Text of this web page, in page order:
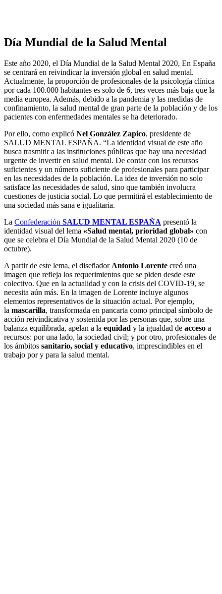
Día Mundial de la Salud Mental
Este año 2020, el Día Mundial de la Salud Mental 2020, En España
se centrará en reivindicar la inversión global en salud mental.
Actualmente, la proporción de profesionales de la psicología clínica
por cada 100.000 habitantes es solo de 6, tres veces más baja que la
media europea. Además, debido a la pandemia y las medidas de
confinamiento, la salud mental de gran parte de la población y de los
pacientes con enfermedades mentales se ha deteriorado.
Por ello, como explicó Nel González Zapico, presidente de
SALUD MENTAL ESPAÑA. “La identidad visual de este año
busca trasmitir a las instituciones públicas que hay una necesidad
urgente de invertir en salud mental. De contar con los recursos
suficientes y un número suficiente de profesionales para participar
en las necesidades de la población. La idea de inversión no solo
satisface las necesidades de salud, sino que también involucra
cuestiones de justicia social. Lo que permitirá el establecimiento de
una sociedad más sana e igualitaria.
La Confederación SALUD MENTAL ESPAÑA presentó la
identidad visual del lema «Salud mental, prioridad global» con
que se celebra el Día Mundial de la Salud Mental 2020 (10 de
octubre).
A partir de este lema, el diseñador Antonio Lorente creó una
imagen que refleja los requerimientos que se piden desde este
colectivo. Que en la actualidad y con la crisis del COVID-19, se
necesita aún más. En la imagen de Lorente incluye algunos
elementos representativos de la situación actual. Por ejemplo,
la mascarilla, transformada en pancarta como principal símbolo de
acción reivindicativa y sostenida por las personas que, sobre una
balanza equilibrada, apelan a la equidad y la igualdad de acceso a
recursos: por una lado, la sociedad civil; y por otro, profesionales de
los ámbitos sanitario, social y educativo, imprescindibles en el
trabajo por y para la salud mental.